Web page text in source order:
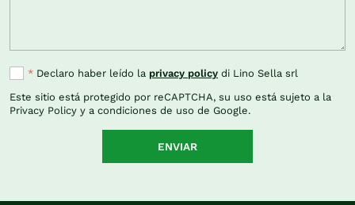
* Declaro haber leído la privacy policy di Lino Sella srl
Este sitio está protegido por reCAPTCHA, su uso está sujeto a la
Privacy Policy y a condiciones de uso de Google.
ENVIAR